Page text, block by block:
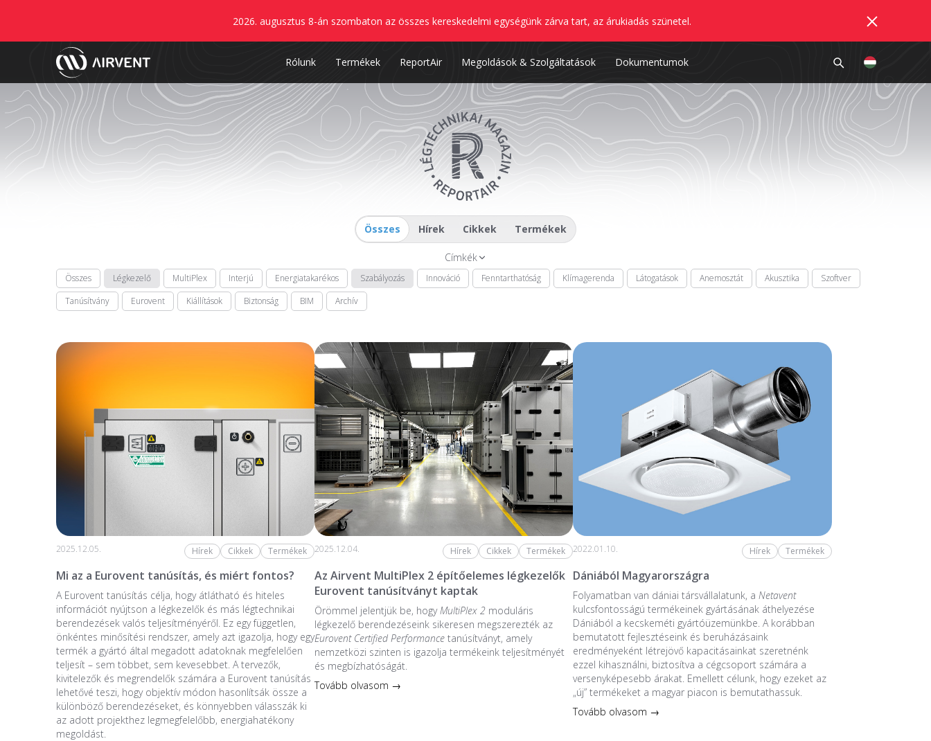
2026. augusztus 8-án szombaton az összes kereskedelmi egységünk zárva tart, az árukiadás szünetel.
Rólunk Termékek ReportAir Megoldások & Szolgáltatások Dokumentumok
Összes Hírek Cikkek Termékek
Címkék
Összes Légkezelő MultiPlex Interjú Energiatakarékos Szabályozás Innováció Fenntarthatóság Klímagerenda Látogatások Anemosztát Akusztika
Szoftver
Tanúsítvány
Eurovent Kiállítások Biztonság BIM Archív
2025.12.05. Hírek Cikkek Termékek
Mi az a Eurovent tanúsítás, és miért fontos?
A Eurovent tanúsítás célja, hogy átlátható és hiteles
információt nyújtson a légkezelők és más légtechnikai
berendezések valós teljesítményéről. Ez egy független,
önkéntes minősítési rendszer, amely azt igazolja, hogy egy
termék a gyártó által megadott adatoknak megfelelően
teljesít – sem többet, sem kevesebbet. A tervezők,
kivitelezők és megrendelők számára a Eurovent tanúsítás
lehetővé teszi, hogy objektív módon hasonlítsák össze a
különböző berendezéseket, és könnyebben válasszák ki
az adott projekthez legmegfelelőbb, energiahatékony
megoldást.
2025.12.04. Hírek Cikkek Termékek
Az Airvent MultiPlex 2 építőelemes légkezelők
Eurovent tanúsítványt kaptak
Örömmel jelentjük be, hogyMultiPlex 2moduláris
légkezelő berendezéseink sikeresen megszerezték az
Eurovent Certified Performancetanúsítványt, amely
nemzetközi szinten is igazolja termékeink teljesítményét
és megbízhatóságát.
Tovább olvasom →
2022.01.10. Hírek Termékek
Dániából Magyarországra
Folyamatban van dániai társvállalatunk, aNetavent
kulcsfontosságú termékeinek gyártásának áthelyezése
Dániából a kecskeméti gyártóüzemünkbe. A korábban
bemutatott fejlesztéseink és beruházásaink
eredményeként létrejövő kapacitásainkat szeretnénk
ezzel kihasználni, biztosítva a cégcsoport számára a
versenyképesebb árakat. Emellett célunk, hogy ezeket az
„új” termékeket a magyar piacon is bemutathassuk.
Tovább olvasom →